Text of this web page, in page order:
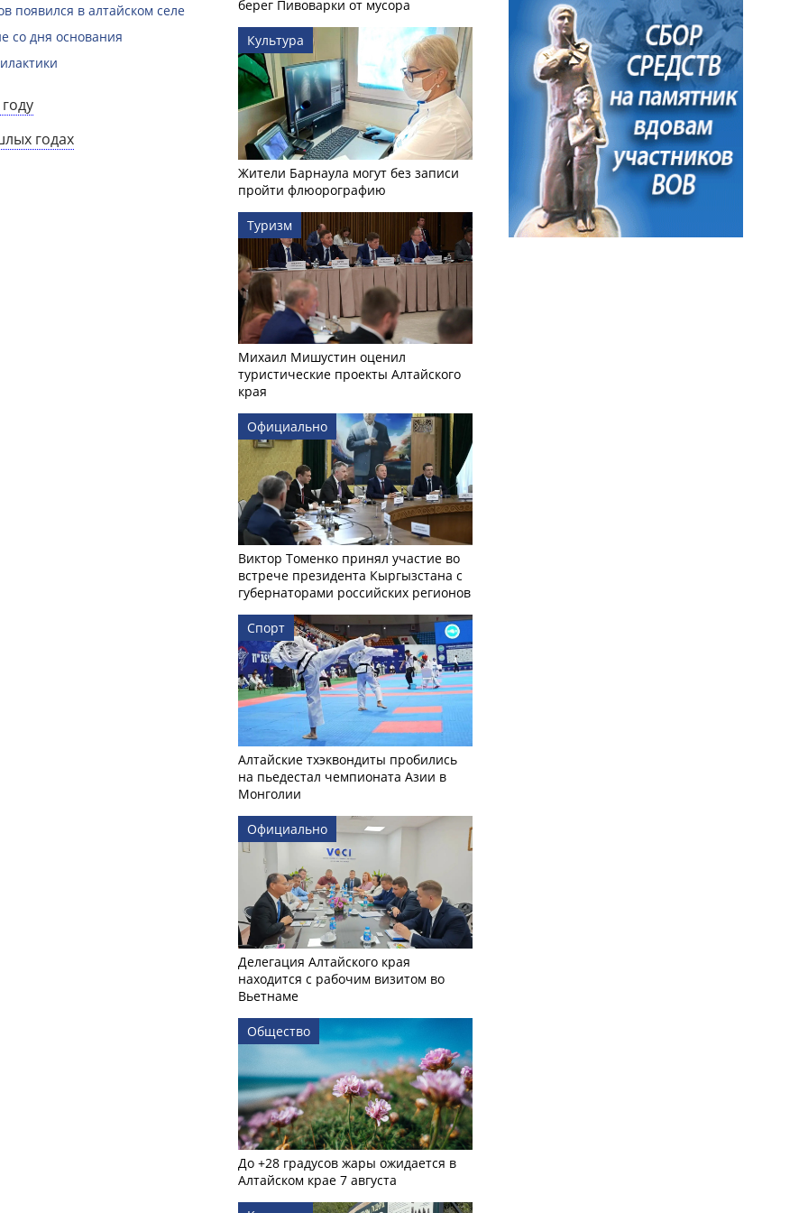
появился в алтайском селе
со дня основания
годах
берег Пивоварки от мусора
Культура
Жители Барнаула могут без записи
пройти флюорографию
Туризм
Михаил Мишустин оценил
туристические проекты Алтайского
края
Официально
Виктор Томенко принял участие во
встрече президента Кыргызстана с
губернаторами российских регионов
Спорт
Алтайские тхэквондиты пробились
на пьедестал чемпионата Азии в
Монголии
Официально
Делегация Алтайского края
находится с рабочим визитом во
Вьетнаме
Общество
До +28 градусов жары ожидается в
Алтайском крае 7 августа